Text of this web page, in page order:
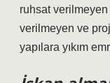
ruhsat verilmeyen
verilmeyen ve
yapılara yıkım